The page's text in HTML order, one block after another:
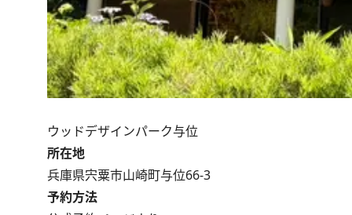
ウッドデザインパーク与位
所在地
兵庫県宍粟市山崎町与位66-3
予約方法